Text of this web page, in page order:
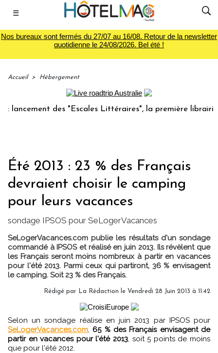
☰
Nos bureaux sont fermés du 27/07 au 16/08. Retour de la newsletter
quotidienne le 24/08/2026. Bel été !
Accueil > Hébergement
des "Escales Littéraires", la première librairie du
Été 2013 : 23 % des Français
devraient choisir le camping
pour leurs vacances
sondage IPSOS pour SeLogerVacances
SeLogerVacances.com publie les résultats d'un sondage
commandé à IPSOS et réalisé en juin 2013. Ils révèlent que
les Français seront moins nombreux à partir en vacances
pour l'été 2013. Parmi ceux qui partiront, 36 % envisagent
le camping. Soit 23 % des Français.
Rédigé par La Rédaction le Vendredi 28 Juin 2013 à 11:42
Selon un sondage réalise en juin 2013 par IPSOS pour
SeLogerVacances.com 65 % des Français envisagent de
partir en vacances pour l'été 2013 , soit 5 points de moins
que pour l'été 2012.